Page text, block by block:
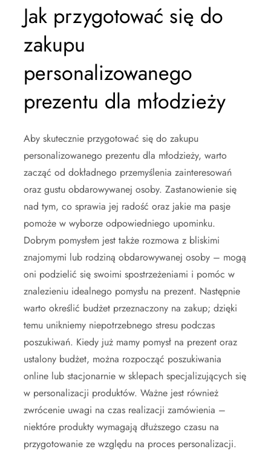
Jak przygotować się do
zakupu
personalizowanego
prezentu dla młodzieży
Aby skutecznie przygotować się do zakupu
personalizowanego prezentu dla młodzieży, warto
zacząć od dokładnego przemyślenia zainteresowań
oraz gustu obdarowywanej osoby. Zastanowienie się
nad tym, co sprawia jej radość oraz jakie ma pasje
pomoże w wyborze odpowiedniego upominku.
Dobrym pomysłem jest także rozmowa z bliskimi
znajomymi lub rodziną obdarowywanej osoby – mogą
oni podzielić się swoimi spostrzeżeniami i pomóc w
znalezieniu idealnego pomysłu na prezent. Następnie
warto określić budżet przeznaczony na zakup; dzięki
temu unikniemy niepotrzebnego stresu podczas
poszukiwań. Kiedy już mamy pomysł na prezent oraz
ustalony budżet, można rozpocząć poszukiwania
online lub stacjonarnie w sklepach specjalizujących się
w personalizacji produktów. Ważne jest również
zwrócenie uwagi na czas realizacji zamówienia –
niektóre produkty wymagają dłuższego czasu na
przygotowanie ze względu na proces personalizacji.